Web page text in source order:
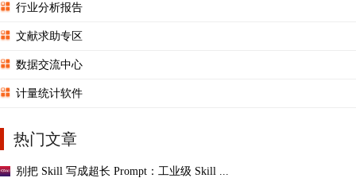
行业分析报告
文献求助专区
数据交流中心
计量统计软件
热门文章
别把 Skill 写成超长 Prompt：工业级 Skill ...